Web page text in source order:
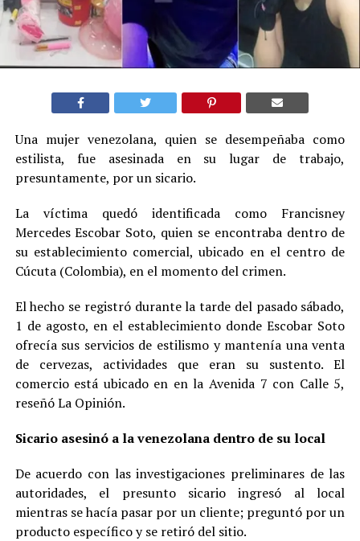
Una mujer venezolana, quien se desempeñaba como
estilista, fue asesinada en su lugar de trabajo,
presuntamente, por un sicario.
La víctima quedó identificada como Francisney
Mercedes Escobar Soto, quien se encontraba dentro de
su establecimiento comercial, ubicado en el centro de
Cúcuta (Colombia), en el momento del crimen.
El hecho se registró durante la tarde del pasado sábado,
1 de agosto, en el establecimiento donde Escobar Soto
ofrecía sus servicios de estilismo y mantenía una venta
de cervezas, actividades que eran su sustento. El
comercio está ubicado en en la Avenida 7 con Calle 5,
reseñó La Opinión.
Sicario asesinó a la venezolana dentro de su local
De acuerdo con las investigaciones preliminares de las
autoridades, el presunto sicario ingresó al local
mientras se hacía pasar por un cliente; preguntó por un
producto específico y se retiró del sitio.